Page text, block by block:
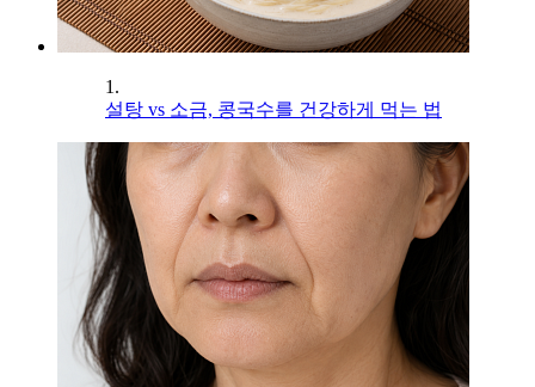
1.
설탕 vs 소금, 콩국수를 건강하게 먹는 법